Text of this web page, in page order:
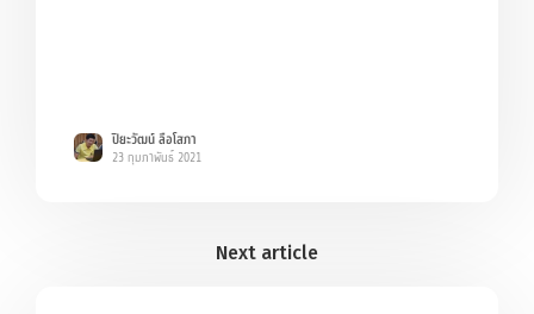
ปิยะวัฒน์ ลือโสภา
23 กุมภาพันธ์ 2021